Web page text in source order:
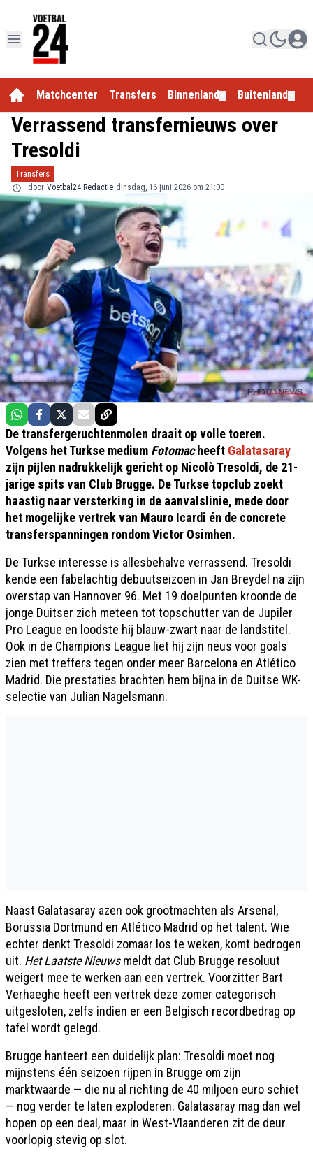
Matchcenter Transfers Binnenland Buitenland
Verrassend transfernieuws over
Tresoldi
Transfers
door Voetbal24 Redactie dinsdag, 16 juni 2026 om 21:00
De transfergeruchtenmolen draait op volle toeren.
Volgens het Turkse medium Fotomacheeft Galatasaray
zĳn pĳlen nadrukkelĳk gericht op Nicolò Tresoldi, de 21-
jarige spits van Club Brugge. De Turkse topclub zoekt
haastig naar versterking in de aanvalslinie, mede door
het mogelĳke vertrek van Mauro Icardi én de concrete
transferspanningen rondom Victor Osimhen.
De Turkse interesse is allesbehalve verrassend. Tresoldi
kende een fabelachtig debuutseizoen in Jan Breydel na zĳn
overstap van Hannover 96. Met 19 doelpunten kroonde de
jonge Duitser zich meteen tot topschutter van de Jupiler
Pro League en loodste hĳ blauw-zwart naar de landstitel.
Ook in de Champions League liet hĳ zĳn neus voor goals
zien met treffers tegen onder meer Barcelona en Atlético
Madrid. Die prestaties brachten hem bĳna in de Duitse WK-
selectie van Julian Nagelsmann.
Naast Galatasaray azen ook grootmachten als Arsenal,
Borussia Dortmund en Atlético Madrid op het talent. Wie
echter denkt Tresoldi zomaar los te weken, komt bedrogen
uit. Het Laatste Nieuwsmeldt dat Club Brugge resoluut
weigert mee te werken aan een vertrek. Voorzitter Bart
Verhaeghe heeft een vertrek deze zomer categorisch
uitgesloten, zelfs indien er een Belgisch recordbedrag op
tafel wordt gelegd.
Brugge hanteert een duidelĳk plan: Tresoldi moet nog
mĳnstens één seizoen rĳpen in Brugge om zĳn
marktwaarde — die nu al richting de 40 miljoen euro schiet
— nog verder te laten exploderen. Galatasaray mag dan wel
hopen op een deal, maar in West-Vlaanderen zit de deur
voorlopig stevig op slot.